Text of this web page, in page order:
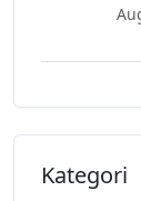
Kategori